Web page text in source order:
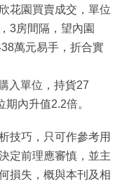
花園買賣成交，單位
3房間隔，望內園
萬元易手，折合實
入單位，持貨27
內升值2.2倍。
技巧，只可作參考用
定前理應審慎，並主
損失，概與本刊及相